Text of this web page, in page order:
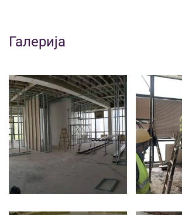
Галерија